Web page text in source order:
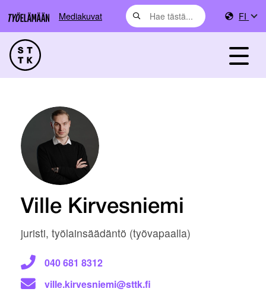
Mediakuvat FI
Ville Kirvesniemi
juristi, työlainsäädäntö (työvapaalla)
040 681 8312
ville.kirvesniemi@sttk.fi